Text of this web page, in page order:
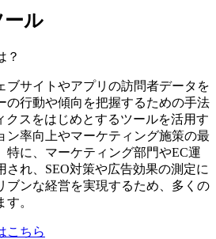
ール
？
ブサイトやアプリの訪問者データを
の行動や傾向を把握するための手法
クスをはじめとするツールを活用す
ン率向上やマーケティング施策の最
特に、マーケティング部門やEC運
され、SEO対策や広告効果の測定に
ブンな経営を実現するため、多くの
。
こちら